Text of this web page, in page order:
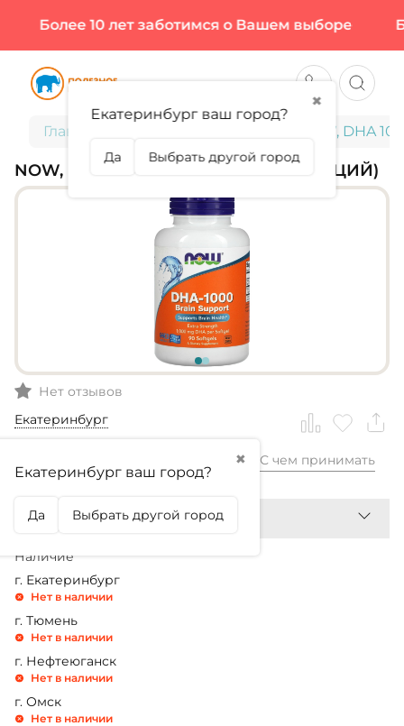
Более 10 лет заботимся о Вашем выборе
Главная NOW, DHA
NOW, DHA 1000 МГ, 90 КАПС (90 ПОРЦИЙ)
Нет отзывов
Екатеринбург
✖
Екатеринбург ваш город?
Да Выбрать другой город
4 199,99₽ С чем принимать
Наличие
г. Екатеринбург
Нет в наличии
г. Тюмень
Нет в наличии
г. Нефтеюганск
Нет в наличии
г. Омск
Нет в наличии
✖
Екатеринбург ваш город?
Да Выбрать другой город